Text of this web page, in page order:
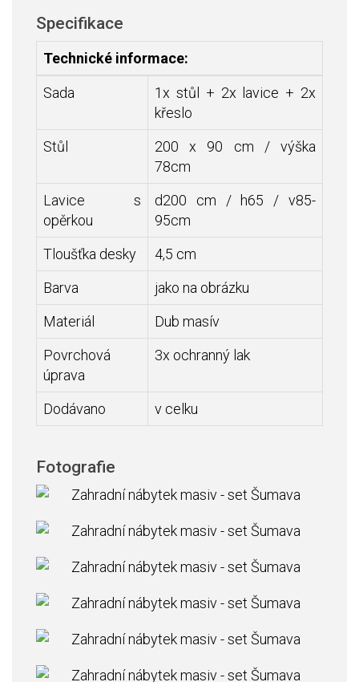
Specifikace
Technické informace:
Sada
1x stůl + 2x lavice + 2x
křeslo
Stůl
200 x 90 cm / výška
78cm
Lavice s
opěrkou
d200 cm / h65 / v85-
95cm
Tloušťka desky
4,5 cm
Barva
jako na obrázku
Materiál
Dub masív
Povrchová
úprava
3x ochranný lak
Dodávano v celku
Fotografie